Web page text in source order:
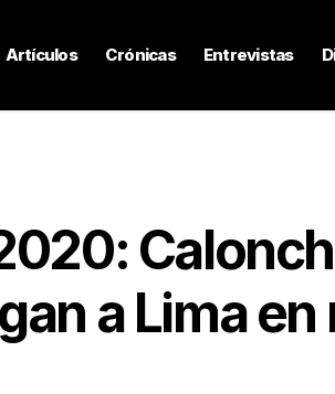
Artículos Crónicas Entrevistas
a Lima en